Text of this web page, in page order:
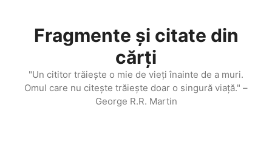
conținutFragmente și citate din
cărți
"Un cititor trăieşte o mie de vieţi înainte de a muri.
Omul care nu citeşte trăieşte doar o singură viaţă." –
George R.R. Martin